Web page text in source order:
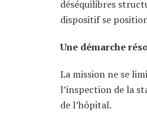
déséquilibres
dispositif se
Une démarche
La mission ne se
l’inspection de la
de l’hôpital.